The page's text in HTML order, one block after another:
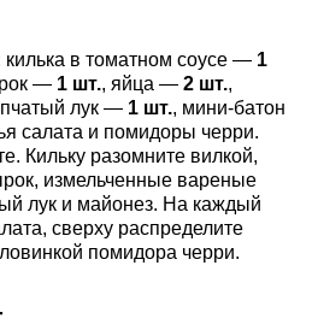
килька в томатном соусе — 1
— 1 шт., яйца — 2 шт.,
лук — 1 шт., мини-батон
салата и помидоры черри.
Кильку разомните вилкой,
измельченные вареные
лук и майонез. На каждый
сверху распределите
помидора черри.